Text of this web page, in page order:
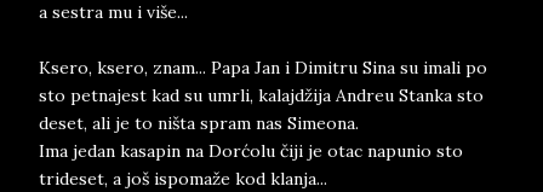
a sestra mu i više...
Ksero, ksero, znam... Papa Jan i Dimitru Sina su imali po
sto petnajest kad su umrli, kalajdžija Andreu Stanka sto
deset, ali je to ništa spram nas Simeona.
Ima jedan kasapin na Dorćolu čiji je otac napunio sto
trideset, a još ispomaže kod klanja...